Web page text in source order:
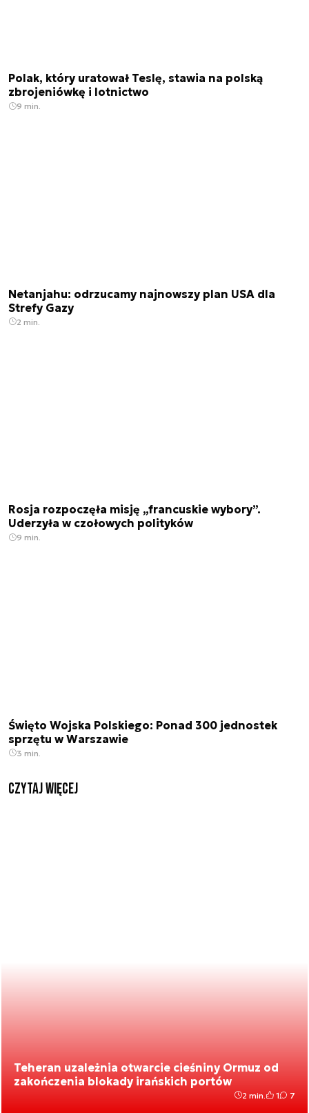
Polak, który uratował Teslę, stawia na polską
zbrojeniówkę i lotnictwo
9 min.
Netanjahu: odrzucamy najnowszy plan USA dla
Strefy Gazy
2 min.
Rosja rozpoczęła misję „francuskie wybory”.
Uderzyła w czołowych polityków
9 min.
Święto Wojska Polskiego: Ponad 300 jednostek
sprzętu w Warszawie
3 min.
czytaj więcej
Teheran uzależnia otwarcie cieśniny Ormuz od
zakończenia blokady irańskich portów
2 min. 1 7